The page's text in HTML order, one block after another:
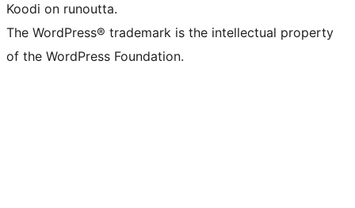
Koodi on runoutta.
The WordPress® trademark is the intellectual property
of the WordPress Foundation.